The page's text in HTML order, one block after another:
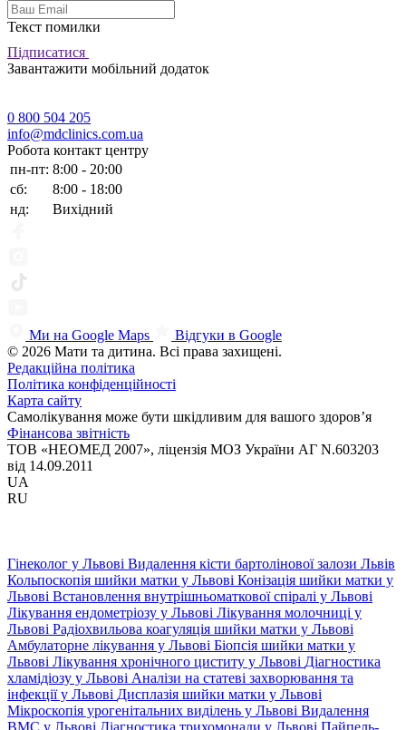
Текст помилки
Підписатися
Завантажити мобільний додаток
0 800 504 205
info@mdclinics.com.ua
Робота контакт центру
пн-пт: 8:00 - 20:00
сб:
8:00 - 18:00
нд:
Вихідний
Ми на Google Maps
Відгуки в Google
© 2026 Мати та дитина. Всі права захищені.
Редакційна політика
Політика конфіденційності
Карта сайту
Самолікування може бути шкідливим для вашого здоров’я
Фінансова звітність
ТОВ «НЕОМЕД 2007», ліцензія МОЗ України АГ N.603203
від 14.09.2011
UA
RU
Гінеколог у Львові Видалення кісти бартолінової залози Львів
Кольпоскопія шийки матки у Львові Конізація шийки матки у
Львові Встановлення внутрішньоматкової спіралі у Львові
Лікування ендометріозу у Львові Лікування молочниці у
Львові Радіохвильова коагуляція шийки матки у Львові
Амбулаторне лікування у Львові Біопсія шийки матки у
Львові Лікування хронічного циститу у Львові Діагностика
хламідіозу у Львові Аналізи на статеві захворювання та
інфекції у Львові Дисплазія шийки матки у Львові
Мікроскопія урогенітальних виділень у Львові Видалення
ВМС у Львові Діагностика трихомонади у Львові Пайпель-